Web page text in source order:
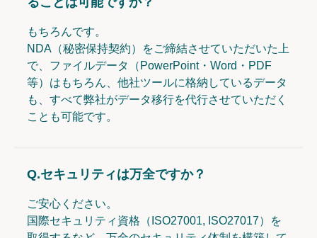
もちろんです。
NDA（秘密保持契約）をご締結させていただいた上
で、ファイルデータ（PowerPoint・Word・PDF
等）はもちろん、他社ツールに格納しているデータ
も、すべて弊社がデータ移行を代行させていただく
ことも可能です。
Q.セキュリティは万全ですか？
ご安心ください。
国際セキュリティ資格（ISO27001, ISO27017）を